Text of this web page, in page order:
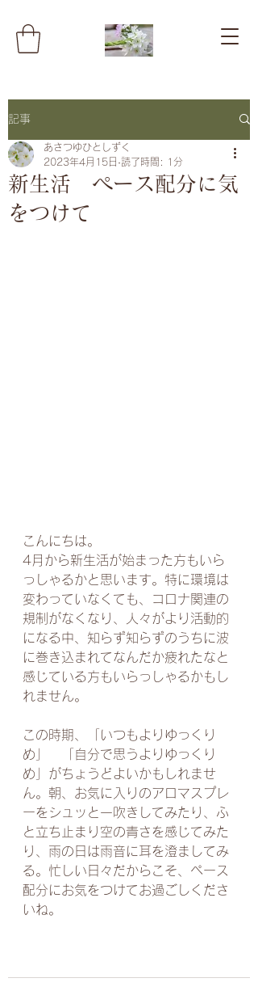
記事
新生活 ペース配分に気
をつけて
あさつゆひとしずく
2023年4月15日 読了時間: 1分
こんにちは。
4月から新生活が始まった方もいら
っしゃるかと思います。特に環境は
変わっていなくても、コロナ関連の
規制がなくなり、人々がより活動的
になる中、知らず知らずのうちに波
に巻き込まれてなんだか疲れたなと
感じている方もいらっしゃるかもし
れません。
この時期、「いつもよりゆっくり
め」　「自分で思うよりゆっくり
め」がちょうどよいかもしれませ
ん。朝、お気に入りのアロマスプレ
ーをシュッと一吹きしてみたり、ふ
と立ち止まり空の青さを感じてみた
り、雨の日は雨音に耳を澄ましてみ
る。忙しい日々だからこそ、ペース
配分にお気をつけてお過ごしくださ
いね。